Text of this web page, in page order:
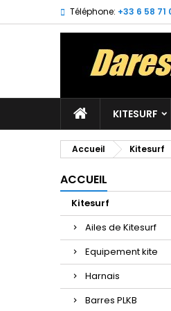
Téléphone: +33 6 58 71
KITESURF
Accueil Kitesurf
ACCUEIL
Kitesurf
Ailes de Kitesurf
Equipement kite
Harnais
Barres PLKB